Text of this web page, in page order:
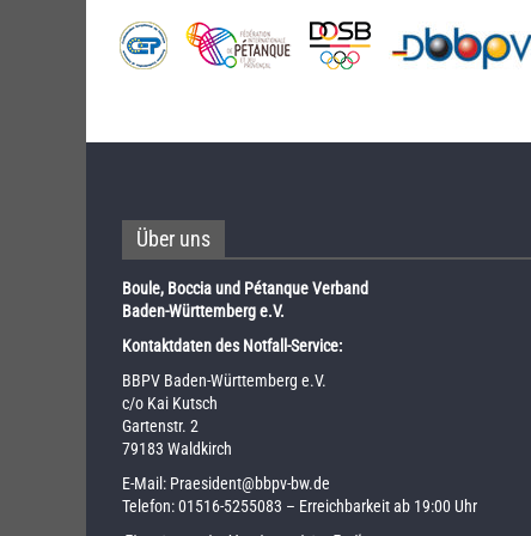
Über uns
Boule, Boccia und Pétanque Verband
Baden-Württemberg e.V.
Kontaktdaten des Notfall-Service:
BBPV Baden-Württemberg e.V.
c/o Kai Kutsch
Gartenstr. 2
79183 Waldkirch
E-Mail: Praesident@bbpv-bw.de
Telefon:01516-5255083 – Erreichbarkeit ab 19:00 Uhr